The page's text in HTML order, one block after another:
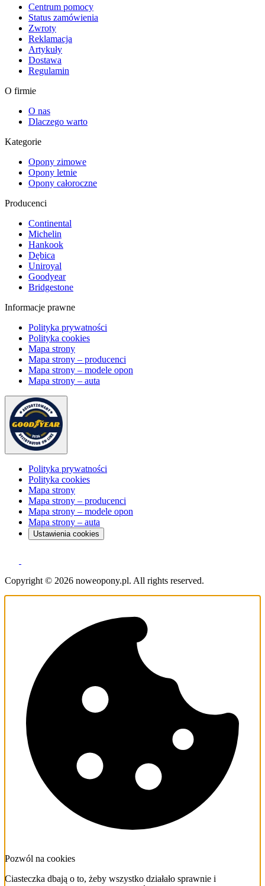
Centrum pomocy
Status zamówienia
Zwroty
Reklamacja
Artykuły
Dostawa
Regulamin
O firmie
O nas
Dlaczego warto
Kategorie
Opony zimowe
Opony letnie
Opony całoroczne
Producenci
Continental
Michelin
Hankook
Dębica
Uniroyal
Goodyear
Bridgestone
Informacje prawne
Polityka prywatności
Polityka cookies
Mapa strony
Mapa strony – producenci
Mapa strony – modele opon
Mapa strony – auta
Polityka prywatności
Polityka cookies
Mapa strony
Mapa strony – producenci
Mapa strony – modele opon
Mapa strony – auta
Ustawienia cookies
Copyright © 2026 noweopony.pl. All rights reserved.
Pozwól na cookies
Ciasteczka dbają o to, żeby wszystko działało sprawnie i